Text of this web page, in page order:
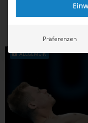
ALLGEMEIN
Präferenzen